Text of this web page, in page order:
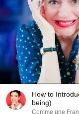
How to
being)
Comme une